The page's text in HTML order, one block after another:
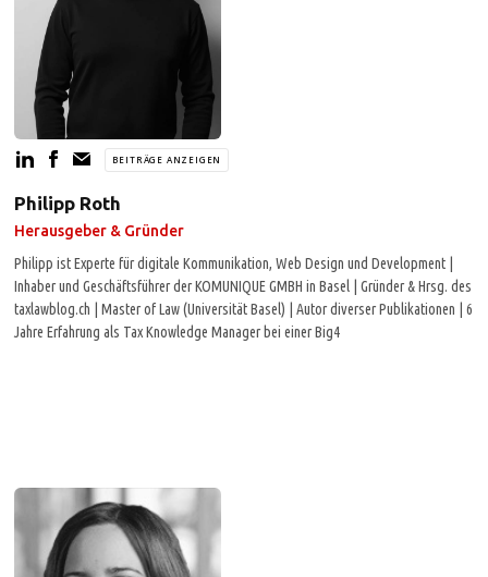
BEITRÄGE ANZEIGEN
Philipp Roth
Herausgeber & Gründer
Philipp ist Experte für digitale Kommunikation, Web Design und Development |
Inhaber und Geschäftsführer der KOMUNIQUE GMBH in Basel | Gründer & Hrsg. des
taxlawblog.ch | Master of Law (Universität Basel) | Autor diverser Publikationen | 6
Jahre Erfahrung als Tax Knowledge Manager bei einer Big4